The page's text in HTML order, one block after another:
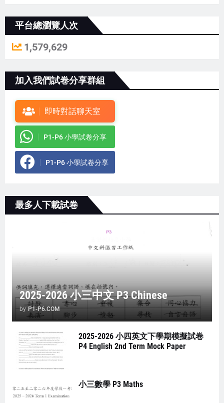
平台總瀏覽人次
1,579,629
加入我們試卷分享群組
即時對話聊天室
P1-P6 小學試卷分享
P1-P6 小學試卷分享
最多人下載試卷
2025-2026 小三中文 P3 Chinese
by P1-P6.COM
2025-2026 小四英文下學期模擬試卷
P4 English 2nd Term Mock Paper
小三數學 P3 Maths